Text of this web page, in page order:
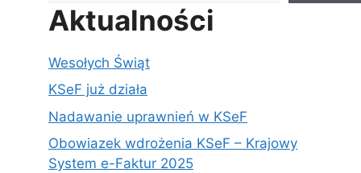
Aktualności
Wesołych Świąt
KSeF już działa
Nadawanie uprawnień w KSeF
Obowiazek wdrożenia KSeF – Krajowy
System e-Faktur 2025